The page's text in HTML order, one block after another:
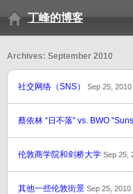
丁峰的博客
Archives: September 2010
社交网络（SNS） Sep 25, 2010
蔡依林 “日不落” vs. BWO
伦敦商学院和剑桥大学 Sep 25,
其他一些伦敦街景 Sep 25, 2010